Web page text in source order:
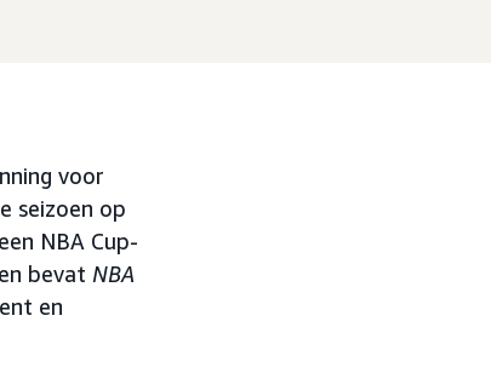
voor
seizoen op
NBA Cup-
bevat NBA
en